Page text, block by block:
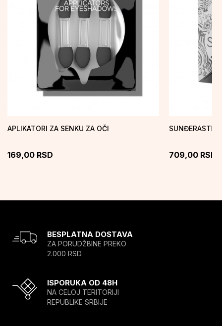
APLIKATORI ZA SENKU ZA OČI
169,00 RSD
SUNĐERASTI
709,00 RSD
BESPLATNA DOSTAVA
ZA PORUDŽBINE PREKO
2.000 RSD.
ISPORUKA OD 48H
NA CELOJ TERITORIJI
REPUBLIKE SRBIJE